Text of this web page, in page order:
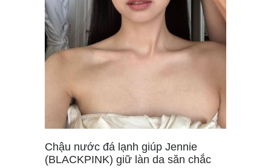
Chậu nước đá lạnh giúp Jennie
(BLACKPINK) giữ làn da săn chắc